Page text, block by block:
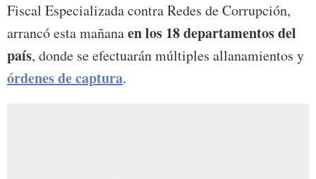
Fiscal Especializada contra Redes de Corrupción,
arrancó esta mañanaen los 18 departamentos del
país, donde se efectuarán múltiples allanamientos y
órdenes de captura.